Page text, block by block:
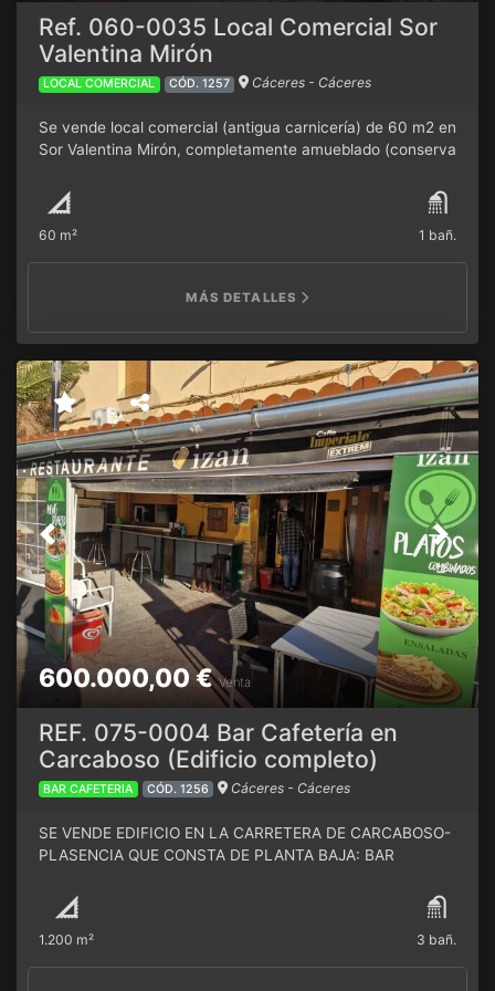
Ref. 060-0035 Local Comercial Sor
Valentina Mirón
LOCAL COMERCIAL CÓD. 1257 Cáceres - Cáceres
Se vende local comercial (antigua carnicería) de 60 m2 en
Sor Valentina Mirón, completamente amueblado (conserva
sala de despiece). Cuenta también con un servicio y un
pequeño almacén. Tiene instalación completa de luz, aire
acondicionado y salida de humos.
60 m² 1 bañ.
MÁS DETALLES
REF. 075-0004 Bar Cafetería en
Carcaboso (Edificio completo)
BAR CAFETERIA CÓD. 1256 Cáceres - Cáceres
Previous Next
600.000,00 €Venta
SE VENDE EDIFICIO EN LA CARRETERA DE CARCABOSO-
PLASENCIA QUE CONSTA DE PLANTA BAJA: BAR
INDUSTRIAL, DOS COMEDORES, BODEGA, SALA DE
FIESTAS, CÁMARA FRIGORÍFICA Y ALMACÉN. SEGUNDA
PLANTA CON OFICINA, COMEDOR, COCINA INDUSTRIAL,
SERVICIO, BODEGA Y ALMACÉN. TODAS LAS ESTANCIAS
1.200 m² 3 bañ.